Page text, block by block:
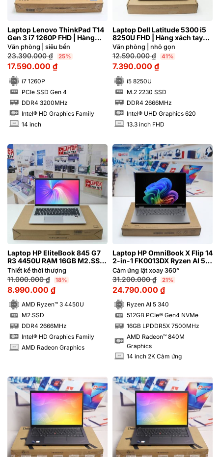
Laptop Lenovo ThinkPad T14
Gen 3 i7 1260P FHD | Hàng
xách tay 99%
Văn phòng | siêu bền
23.390.000₫ 25%
17.590.000 ₫
i7 1260P
SSD PCIe SSD Gen 4
DDR4 3200MHz
Intel® HD Graphics Family
INCH 14 inch
Laptop Dell Latitude 5300 i5
8250U FHD | Hàng xách tay
JAPAN 97%
Văn phòng | nhỏ gọn
12.590.000₫ 41%
7.390.000 ₫
i5 8250U
SSD M.2 2230 SSD
DDR4 2666MHz
Intel® UHD Graphics 620
INCH 13.3 inch FHD
Laptop HP EliteBook 845 G7
R3 4450U RAM 16GB M2.SSD
256GB FHD | Hàng xách tay
98%
Thiết kế thời thượng
11.000.000₫ 18%
8.990.000 ₫
AMD Ryzen™ 3 4450U
SSD M2.SSD
RAM
DDR4 2666MHz
Intel® HD Graphics Family
INCH AMD Radeon Graphics
Laptop HP OmniBook X Flip 14
2-in-1 FK0013DX Ryzen AI 5
340 RAM 16GB M2.SSD
512GB 2K Cảm ứng lật xoay
360 độ
Cảm ứng lật xoay 360°
31.200.000₫ 21%
24.790.000 ₫
Ryzen AI 5 340
SSD 512GB PCIe® Gen4 NVMe
RAM
16GB LPDDR5X 7500MHz
AMD Radeon™ 840M
Graphics
INCH 14 inch 2K Cảm ứng